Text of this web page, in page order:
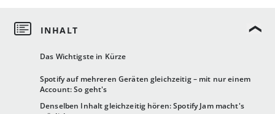
Das Wichtigste in Kürze
Spotify auf mehreren Geräten gleichzeitig – mit nur einem
Account: So geht's
Denselben Inhalt gleichzeitig hören: Spotify Jam macht's